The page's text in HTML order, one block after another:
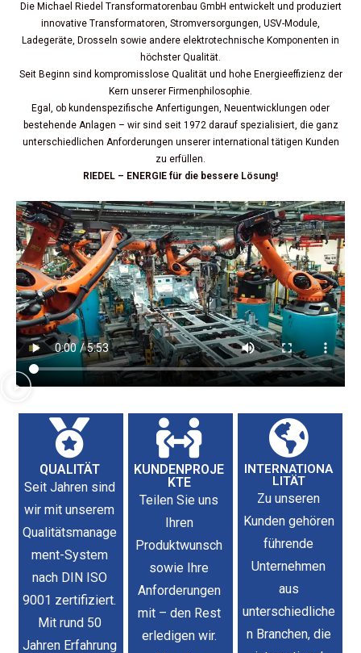
Die Michael Riedel Transformatorenbau GmbH entwickelt und produziert
innovative Transformatoren, Stromversorgungen, USV-Module,
Ladegeräte, Drosseln sowie andere elektrotechnische Komponenten in
höchster Qualität.
Seit Beginn sind kompromisslose Qualität und hohe Energieeffizienz der
Kern unserer Firmenphilosophie.
Egal, ob kundenspezifische Anfertigungen, Neuentwicklungen oder
bestehende Anlagen – wir sind seit 1972 darauf spezialisiert, die ganz
unterschiedlichen Anforderungen unserer international tätigen Kunden
zu erfüllen.
RIEDEL – ENERGIE für die bessere Lösung!
QUALITÄT
Seit Jahren sind
wir mit unserem
Qualitätsmanage
ment-System
nach DIN ISO
9001 zertifiziert.
Mit rund 50
Jahren Erfahrung
KUNDENPROJE
KTE
Teilen Sie uns
Ihren
Produktwunsch
sowie Ihre
Anforderungen
mit – den Rest
erledigen wir.
INTERNATIONA
LITÄT
Zu unseren
Kunden gehören
führende
Unternehmen
aus
unterschiedliche
n Branchen, die